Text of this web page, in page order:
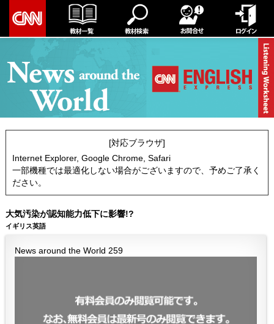
[対応ブラウザ]
Internet Explorer, Google Chrome, Safari
一部機種では最適化しない場合がございますので、予めご了承く
ださい。
大気汚染が認知能力低下に影響!?
イギリス英語
News around the World 259